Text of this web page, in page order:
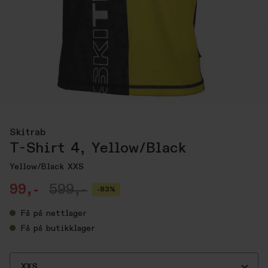
Skitrab
T-Shirt 4, Yellow/Black
Yellow/Black XXS
99,- 599,- -83%
Få på nettlager
Få på butikklager